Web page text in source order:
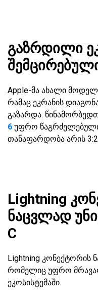
გაზრდილი
Apple-მა ახალი
რამაც ეკრანის
გაზარდა.
6 უფრო წაგრძელებული
თანაფარდობა არის
Lightning
ნაცვლად
C
Lightning კონექტორის
რომელიც უფრო
ეკოსისტემაში.